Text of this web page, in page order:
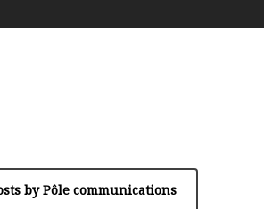
by Pôle communications